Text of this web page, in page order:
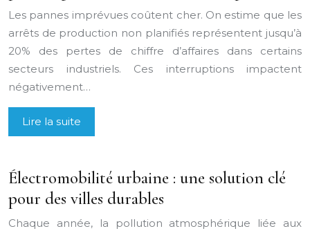
Les pannes imprévues coûtent cher. On estime que les
arrêts de production non planifiés représentent jusqu’à
20% des pertes de chiffre d’affaires dans certains
secteurs industriels. Ces interruptions impactent
négativement…
Lire la suite
Électromobilité urbaine : une solution clé
pour des villes durables
Chaque année, la pollution atmosphérique liée aux